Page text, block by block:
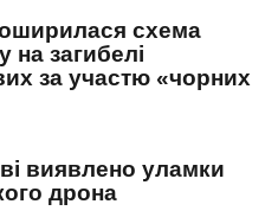
схема
на загибелі
за участю «чорних
виявлено уламки
дрона